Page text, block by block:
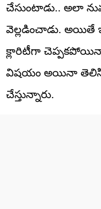
చేసుంటాడు.. అలా
వెల్లడించాడు. అయితే
క్లారిటీగా చెప్పకపోయినా
విషయం అయినా
చేస్తున్నారు.